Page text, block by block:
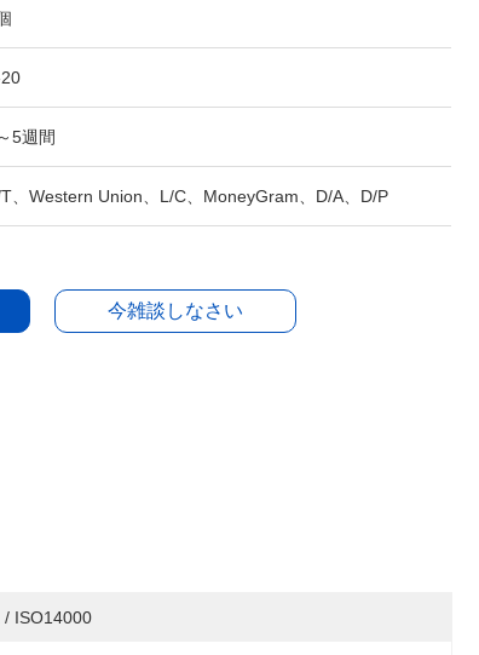
5週間
、Western Union、L/C、MoneyGram、D/A、D/P
今雑談しなさい
/ ISO14000